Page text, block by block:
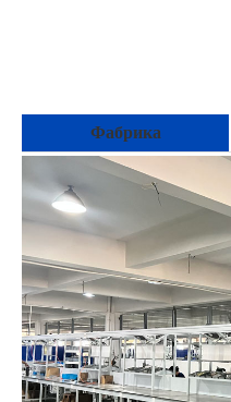
Фабрика